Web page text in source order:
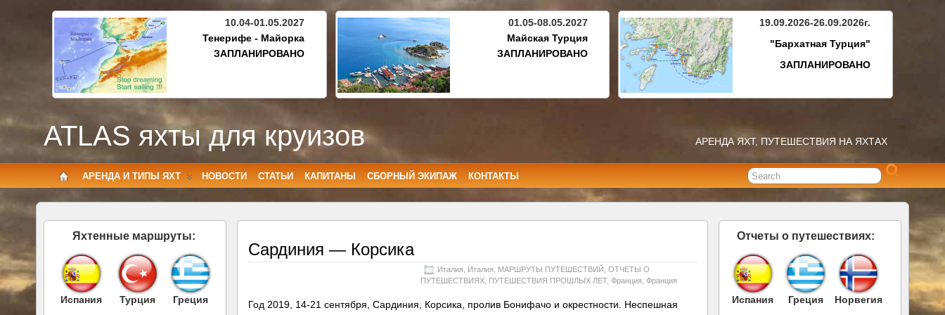
10.04-01.05.2027
Тенерифе - Майорка
ЗАПЛАНИРОВАНО
01.05-08.05.2027
Майская Турция
ЗАПЛАНИРОВАНО
19.09.2026-26.09.2026г.
"Бархатная Турция"
ЗАПЛАНИРОВАНО
ATLAS яхты для круизов АРЕНДА ЯХТ, ПУТЕШЕСТВИЯ НА ЯХТАХ
АРЕНДА И ТИПЫ ЯХТ НОВОСТИ СТАТЬИ КАПИТАНЫ СБОРНЫЙ ЭКИПАЖ КОНТАКТЫ
Сардиния — Корсика
Италия Италия МАРШРУТЫ ПУТЕШЕСТВИЙ ,ОТЧЕТЫ О
ПУТЕШЕСТВИЯХ ПУТЕШЕСТВИЯ ПРОШЛЫХ ЛЕТ,Франция ,Франция
Год 2019, 14-21 сентября, Сардиния, Корсика, пролив Бонифачо и окрестности. Неспешная
Яхтенные маршруты:
Испания Турция Греция
Отчеты о путешествиях:
Испания Греция Норвегия